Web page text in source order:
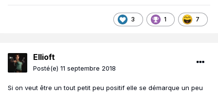
3 1 7
Ellioft
Posté(e) 11 septembre 2018
Si on veut être un tout petit peu positif elle se démarque un peu